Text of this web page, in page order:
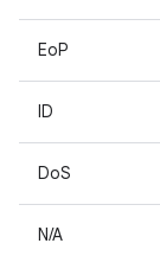
EoP
ID
DoS
N/A